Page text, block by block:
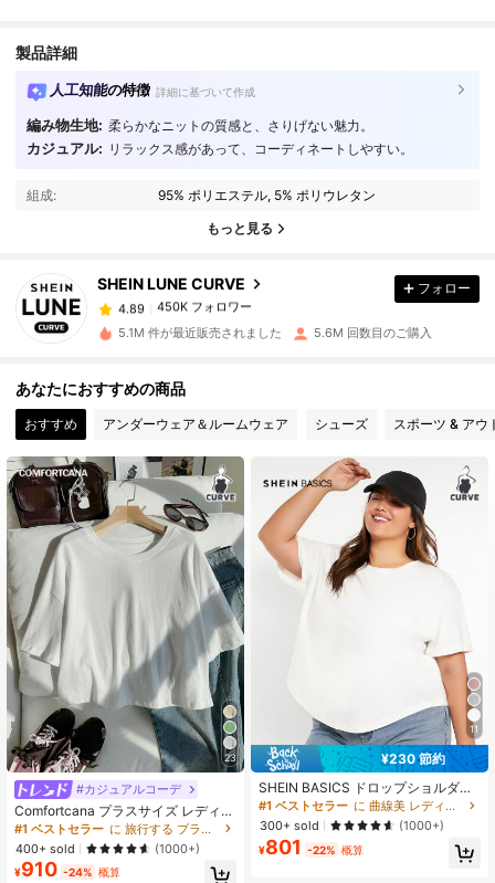
製品詳細
人工知能の特徴 詳細に基づいて作成
編み物生地: 柔らかなニットの質感と、さりげない魅力。
カジュアル: リラックス感があって、コーディネートしやすい。
組成: 95% ポリエステル, 5% ポリウレタン
もっと見る
SHEIN LUNE CURVE
4.89 450K フォロワー
450K フォロワー
450K フォロワー
m***mは1日前 に購入しました
4.89 450K フォロワー
4.89 450K フォロワー
450K フォロワー
450K フォロワー
4.89 450K フォロワー
4.89 450K フォロワー
4.89 450K フォロワー
フォロー
5.1M 件が最近販売されました 5.6M 回数目のご購入
あなたにおすすめの商品
おすすめ アンダーウェア＆ルームウェア シューズ スポーツ & アウ
23
#カジュアルコーデ
Comfortcana プラスサイズ レディー
ス カジュアル シンプル 万能 オーバ
ーサイズ ルーズ 白 100%コットン 快
適Tシャツ、夏
#1 ベストセラー
に 旅行する プラスサイズのトップス
400+ sold
(1000+)
¥910 -24% 概算
11
¥230 節約
SHEIN BASICS ドロップショルダー
カーブヘム Tシャツ サマートップス
#1 ベストセラー
に 曲線美 レディースプラスサイズTシャツ
300+ sold
(1000+)
¥801 -22% 概算